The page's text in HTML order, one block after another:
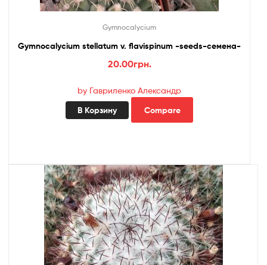
Gymnocalycium
Gymnocalycium stellatum v. flavispinum -seeds-семена-
20.00грн.
by Гавриленко Александр
В Корзину Compare